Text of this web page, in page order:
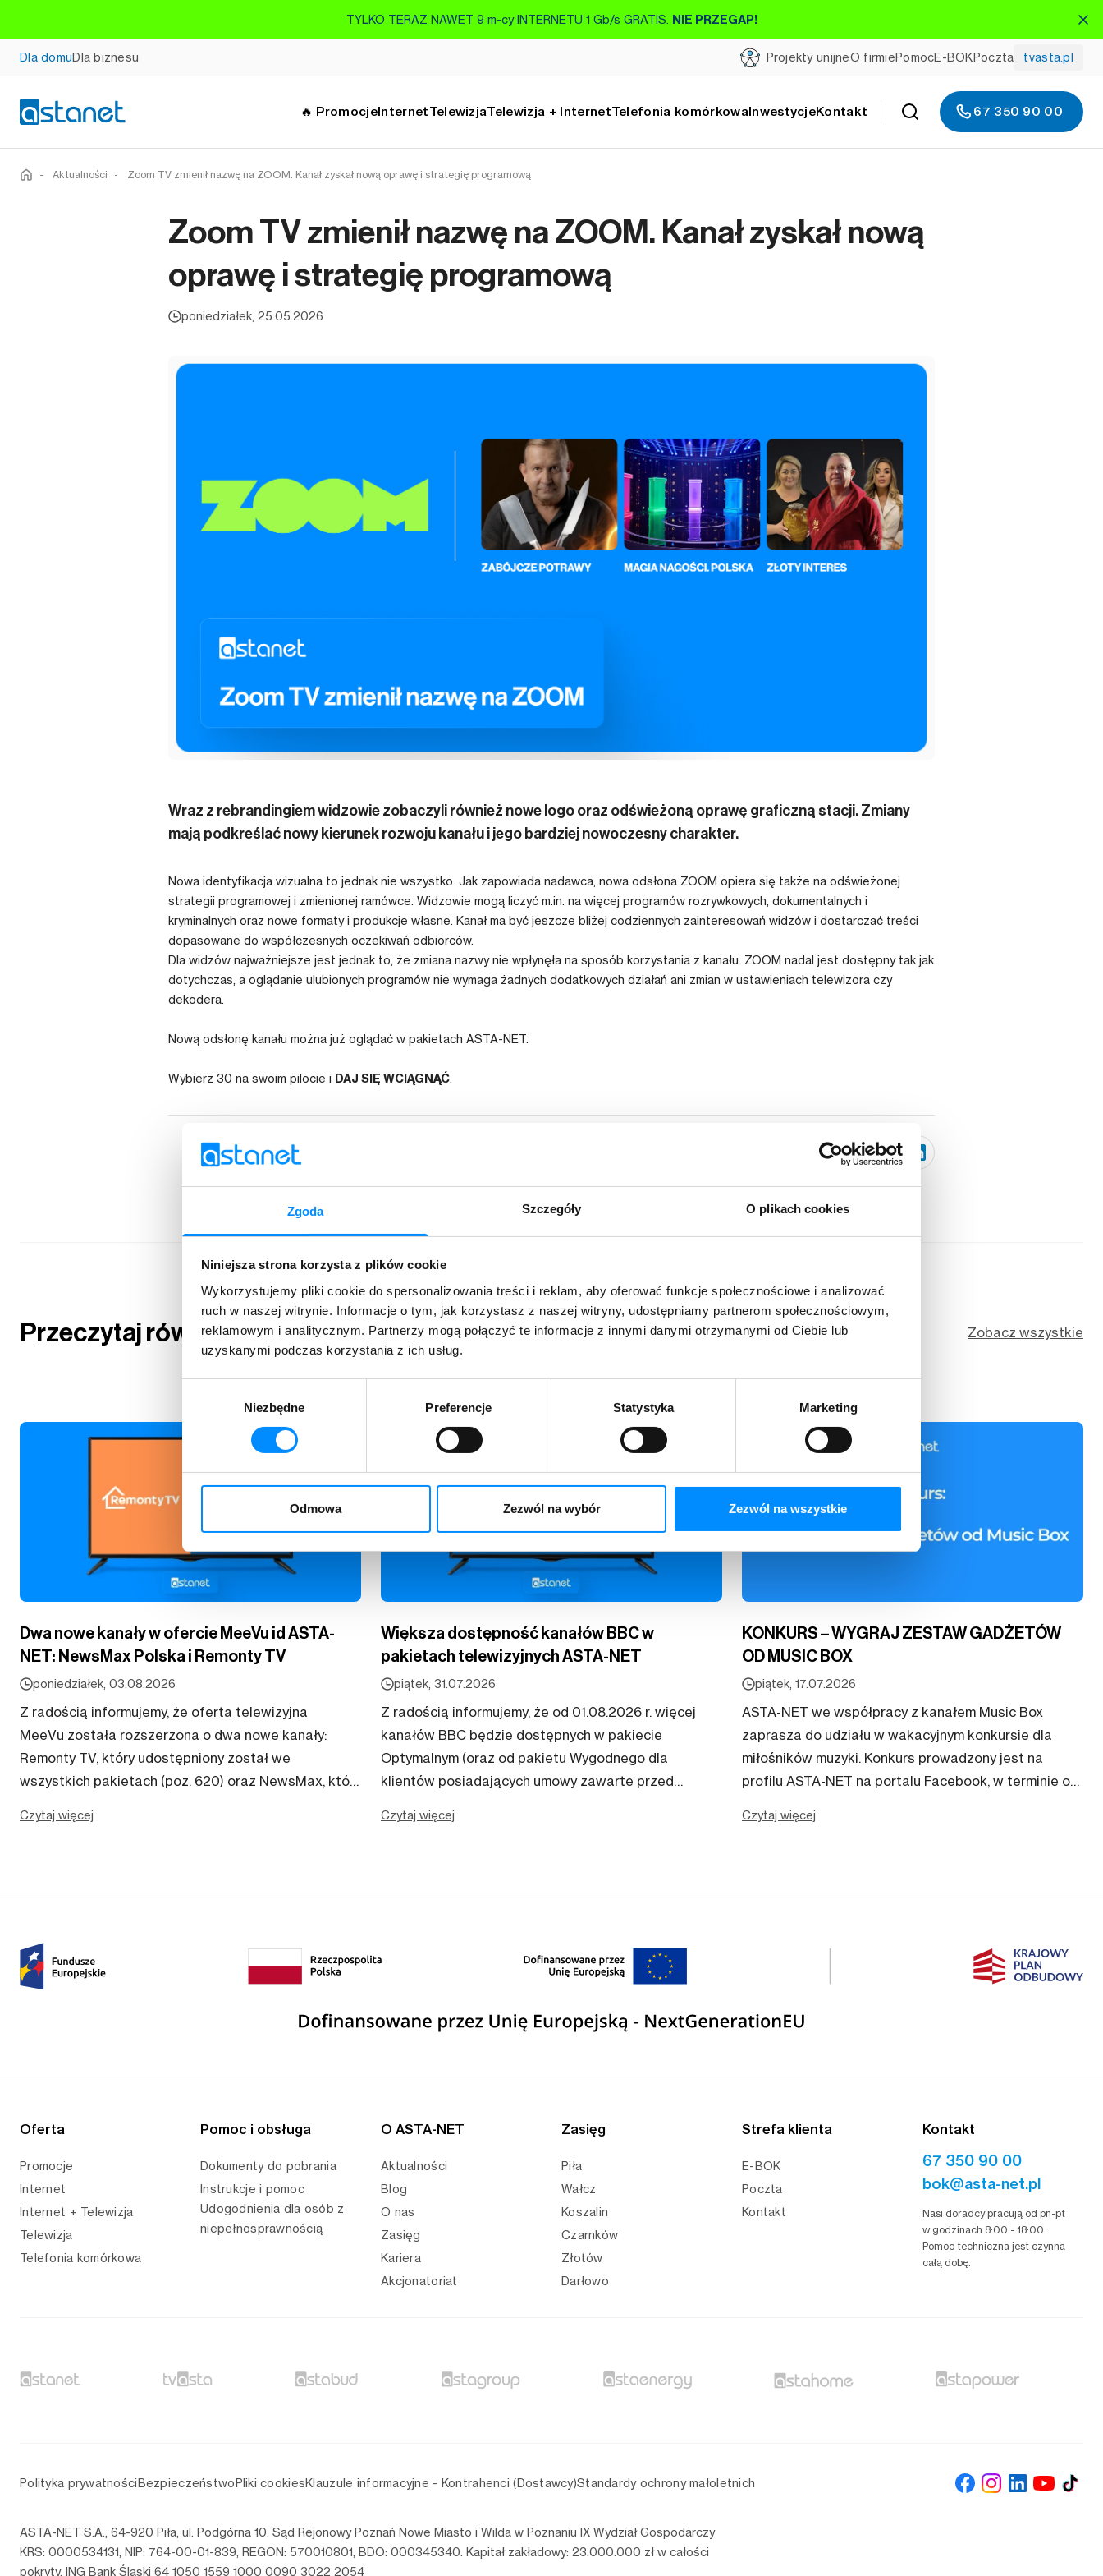
Zgoda Szczegóły O plikach cookies
Niniejsza strona korzysta z plików cookie
Wykorzystujemy pliki cookie do spersonalizowania treści i reklam, aby oferować funkcje społecznościowe i analizować
ruch w naszej witrynie. Informacje o tym, jak korzystasz z naszej witryny, udostępniamy partnerom społecznościowym,
reklamowym i analitycznym. Partnerzy mogą połączyć te informacje z innymi danymi otrzymanymi od Ciebie lub
uzyskanymi podczas korzystania z ich usług.
Niezbędne Preferencje Statystyka Marketing
Odmowa Zezwól na wybór Zezwól na wszystkie
TYLKO TERAZ NAWET 9 m-cy INTERNETU 1 Gb/s GRATIS. NIE PRZEGAP!
Dla domuDla biznesu Projekty unijneO firmiePomocE-BOKPoczta tvasta.pl
🔥 PromocjeInternetTelewizjaTelewizja + InternetTelefonia komórkowaInwestycjeKontakt 67 350 90 00
- Aktualności - Zoom TV zmienił nazwę na ZOOM. Kanał zyskał nową oprawę i strategię programową
Zoom TV zmienił nazwę na ZOOM. Kanał zyskał nową
oprawę i strategię programową
poniedziałek, 25.05.2026
Wraz z rebrandingiem widzowie zobaczyli również nowe logo oraz odświeżoną oprawę graficzną stacji. Zmiany
mają podkreślać nowy kierunek rozwoju kanału i jego bardziej nowoczesny charakter.
Nowa identyfikacja wizualna to jednak nie wszystko. Jak zapowiada nadawca, nowa odsłona ZOOM opiera się także na odświeżonej
strategii programowej i zmienionej ramówce. Widzowie mogą liczyć m.in. na więcej programów rozrywkowych, dokumentalnych i
kryminalnych oraz nowe formaty i produkcje własne. Kanał ma być jeszcze bliżej codziennych zainteresowań widzów i dostarczać treści
dopasowane do współczesnych oczekiwań odbiorców.
Dla widzów najważniejsze jest jednak to, że zmiana nazwy nie wpłynęła na sposób korzystania z kanału. ZOOM nadal jest dostępny tak jak
dotychczas, a oglądanie ulubionych programów nie wymaga żadnych dodatkowych działań ani zmian w ustawieniach telewizora czy
dekodera.
Nową odsłonę kanału można już oglądać w pakietach ASTA-NET.
Wybierz 30 na swoim pilocie i DAJ SIĘ WCIĄGNĄĆ
Kopiuj link
Przeczytaj również Zobacz wszystkie
Dwa nowe kanały w ofercie MeeVu id ASTA-
NET: NewsMax Polska i Remonty TV
poniedziałek, 03.08.2026
Z radością informujemy, że oferta telewizyjna
MeeVu została rozszerzona o dwa nowe kanały:
Remonty TV, który udostępniony został we
wszystkich pakietach (poz. 620) oraz NewsMax, który
Newsmax Polska...
Czytaj więcej
Większa dostępność kanałów BBC w
pakietach telewizyjnych ASTA-NET
piątek, 31.07.2026
Z radością informujemy, że od 01.08.2026 r. więcej
kanałów BBC będzie dostępnych w pakiecie
Optymalnym (oraz od pakietu Wygodnego dla
klientów posiadających umowy zawarte przed
automatycznie – nie...
Czytaj więcej
KONKURS – WYGRAJ ZESTAW GADŻETÓW
OD MUSIC BOX
piątek, 17.07.2026
ASTA-NET we współpracy z kanałem Music Box
zaprasza do udziału w wakacyjnym konkursie dla
miłośników muzyki. Konkurs prowadzony jest na
profilu ASTA-NET na portalu Facebook, w terminie od
polega na wymy...
Czytaj więcej
Oferta
Promocje
Internet
Internet + Telewizja
Telewizja
Telefonia komórkowa
Pomoc i obsługa
Dokumenty do pobrania
Instrukcje i pomoc
Udogodnienia dla osób z
niepełnosprawnością
O ASTA-NET
Aktualności
Blog
O nas
Zasięg
Kariera
Akcjonatoriat
Zasięg
Piła
Wałcz
Koszalin
Czarnków
Złotów
Darłowo
Strefa klienta
E-BOK
Poczta
Kontakt
Kontakt
67 350 90 00
bok@asta-net.pl
Nasi doradcy pracują od pn-pt
w godzinach 8:00 - 18:00.
Pomoc techniczna jest czynna
całą dobę.
Polityka prywatnościBezpieczeństwoPliki cookiesKlauzule informacyjne - Kontrahenci (Dostawcy)Standardy ochrony małoletnich
ASTA-NET S.A., 64-920 Piła, ul. Podgórna 10. Sąd Rejonowy Poznań Nowe Miasto i Wilda w Poznaniu IX Wydział Gospodarczy
KRS: 0000534131, NIP: 764-00-01-839, REGON: 570010801, BDO: 000345340. Kapitał zakładowy: 23.000.000 zł w całości
pokryty. ING Bank Śląski 64 1050 1559 1000 0090 3022 2054